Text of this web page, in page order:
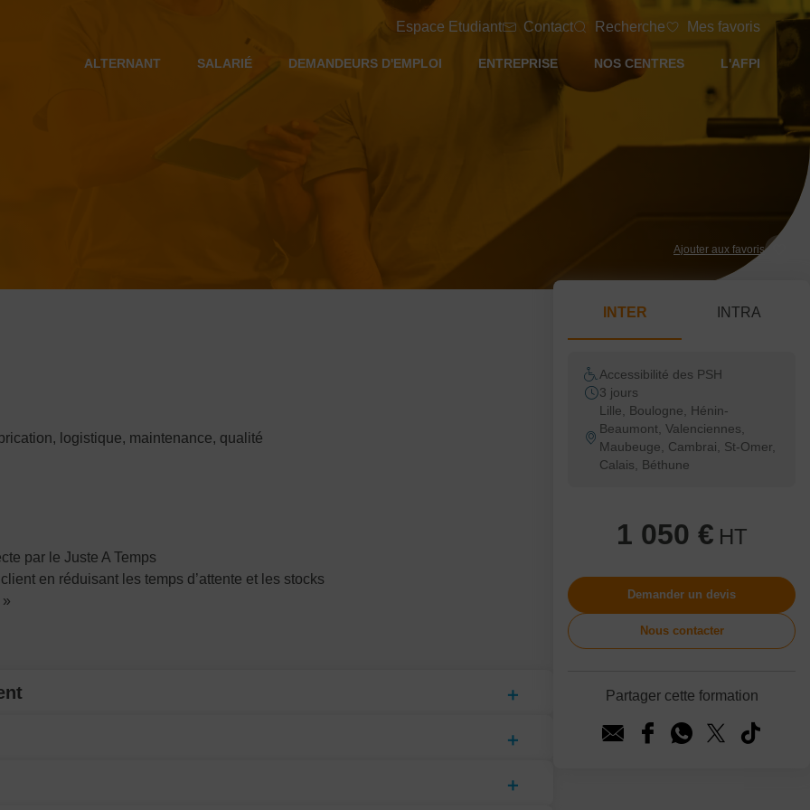
Espace Etudiant Contact Recherche Mes favoris
ALTERNANT SALARIÉ DEMANDEURS D'EMPLOI ENTREPRISE NOS CENTRES L'AFPI
Ajouter aux favoris
logistique, maintenance, qualité
par le Juste A Temps
en réduisant les temps d’attente et les stocks
INTER INTRA
Accessibilité des PSH
3 jours
Lille, Boulogne, Hénin-
Beaumont, Valenciennes,
Maubeuge, Cambrai, St-Omer,
Calais, Béthune
1 050 € HT
Demander un devis
Nous contacter
Partager cette formation